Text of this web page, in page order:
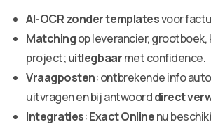
AI-OCR zonder templatesvoor
Matchingop leverancier,
project;uitlegbaarmet confidence.
Vraagposten: ontbrekende info
uitvragen en bij antwoorddirect
Integraties:Exact Onlinenu